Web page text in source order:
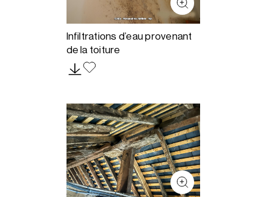
Infiltrations d’eau provenant
de la toiture